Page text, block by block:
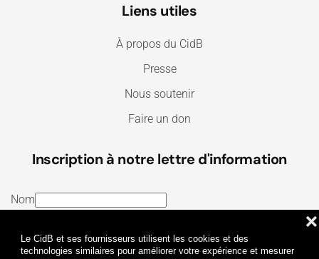
Le CidB et ses fournisseurs utilisent les cookies et des
technologies similaires pour améliorer votre expérience et mesurer
❌
Liens utiles
À propos du CidB
Presse
Nous soutenir
Faire un don
Inscription à notre lettre d'information
Nom
J’ai lu et j’accepte lesTermes et conditionset la